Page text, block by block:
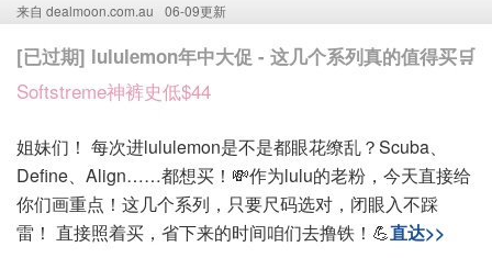
来自 dealmoon.com.au 06-09更新
[已过期] lululemon年中大促 - 这几个系列真的值得买🛒
Softstreme神裤史低$44
姐妹们！ 每次进lululemon是不是都眼花缭乱？Scuba、
Define、Align……都想买！💸作为lulu的老粉，今天直接给
你们画重点！这几个系列，只要尺码选对，闭眼入不踩
雷！ 直接照着买，省下来的时间咱们去撸铁！💪直达>>